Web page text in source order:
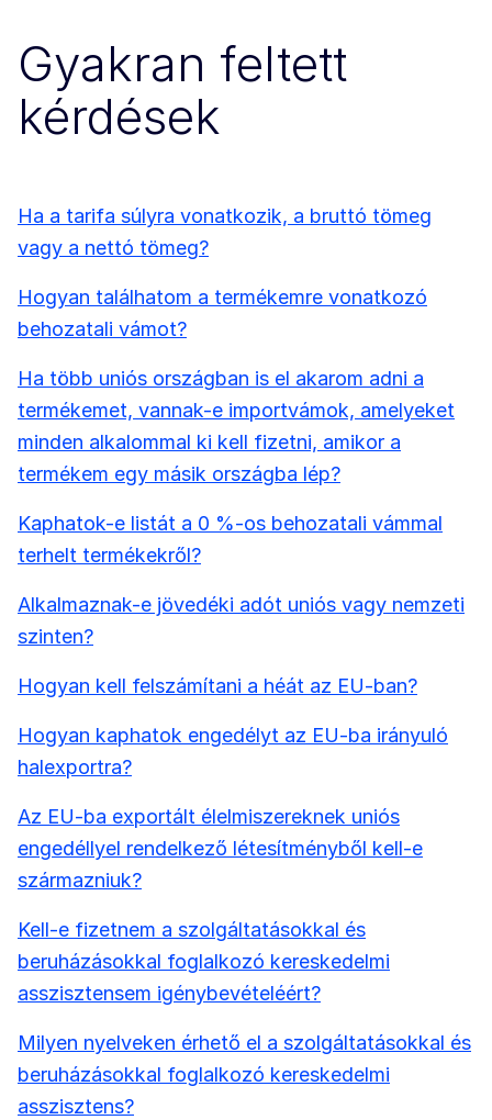
Gyakran feltett
kérdések
Ha a tarifa súlyra vonatkozik, a bruttó tömeg
vagy a nettó tömeg?
Hogyan találhatom a termékemre vonatkozó
behozatali vámot?
Ha több uniós országban is el akarom adni a
termékemet, vannak-e importvámok, amelyeket
minden alkalommal ki kell fizetni, amikor a
termékem egy másik országba lép?
Kaphatok-e listát a 0 %-os behozatali vámmal
terhelt termékekről?
Alkalmaznak-e jövedéki adót uniós vagy nemzeti
szinten?
Hogyan kell felszámítani a héát az EU-ban?
Hogyan kaphatok engedélyt az EU-ba irányuló
halexportra?
Az EU-ba exportált élelmiszereknek uniós
engedéllyel rendelkező létesítményből kell-e
származniuk?
Kell-e fizetnem a szolgáltatásokkal és
beruházásokkal foglalkozó kereskedelmi
asszisztensem igénybevételéért?
Milyen nyelveken érhető el a szolgáltatásokkal és
beruházásokkal foglalkozó kereskedelmi
asszisztens?